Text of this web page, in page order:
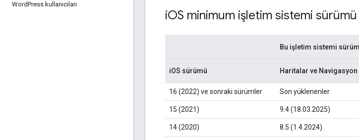
WordPress kullanıcıları
iOS minimum işletim sistemi
Bu işletim sistemi
iOS sürümü Haritalar ve Navigasyon
16 (2022) ve sonraki sürümler Son yüklenenler
15 (2021) 9.4 (18.03.2025)
14 (2020) 8.5 (1.4.2024)